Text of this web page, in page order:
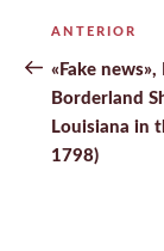
de
entradas
Entrada
anterior:
ANTERIOR
«Fake
Borderland
Louisiana in
1798)